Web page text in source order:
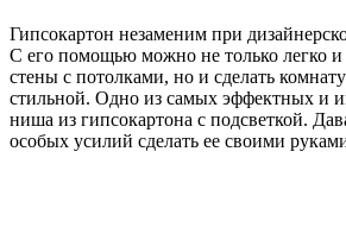
Гипсокартон незаменим при
С его помощью можно не только легко
стены с потолками, но и сделать
стильной. Одно из самых эффектных и
ниша из гипсокартона с подсветкой.
особых усилий сделать ее своими